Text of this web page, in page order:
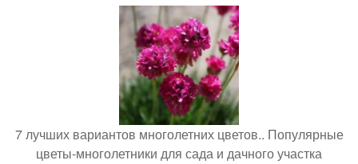
7 лучших вариантов многолетних цветов.. Популярные
цветы-многолетники для сада и дачного участка